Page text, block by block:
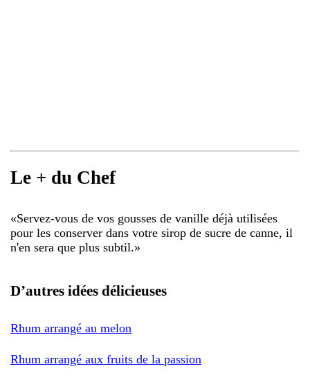
Le + du Chef
«Servez-vous de vos gousses de vanille déjà utilisées
pour les conserver dans votre sirop de sucre de canne, il
n'en sera que plus subtil.»
D’autres idées délicieuses
Rhum arrangé au melon
Rhum arrangé aux fruits de la passion